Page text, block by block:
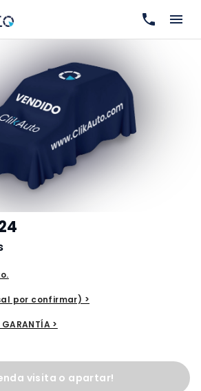
por confirmar) >
>
visita o apartar!